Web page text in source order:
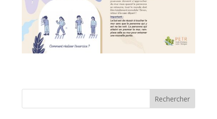
Rechercher